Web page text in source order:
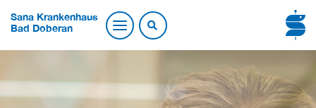
Sana Krankenhaus
Bad Doberan